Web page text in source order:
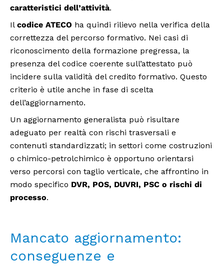
caratteristici dell’attività.
Il codice ATECO ha quindi rilievo nella verifica della
correttezza del percorso formativo. Nei casi di
riconoscimento della formazione pregressa, la
presenza del codice coerente sull’attestato può
incidere sulla validità del credito formativo. Questo
criterio è utile anche in fase di scelta
dell’aggiornamento.
Un aggiornamento generalista può risultare
adeguato per realtà con rischi trasversali e
contenuti standardizzati; in settori come costruzioni
o chimico-petrolchimico è opportuno orientarsi
verso percorsi con taglio verticale, che affrontino in
modo specifico DVR, POS, DUVRI, PSC o rischi di
processo.
Mancato aggiornamento:
conseguenze e